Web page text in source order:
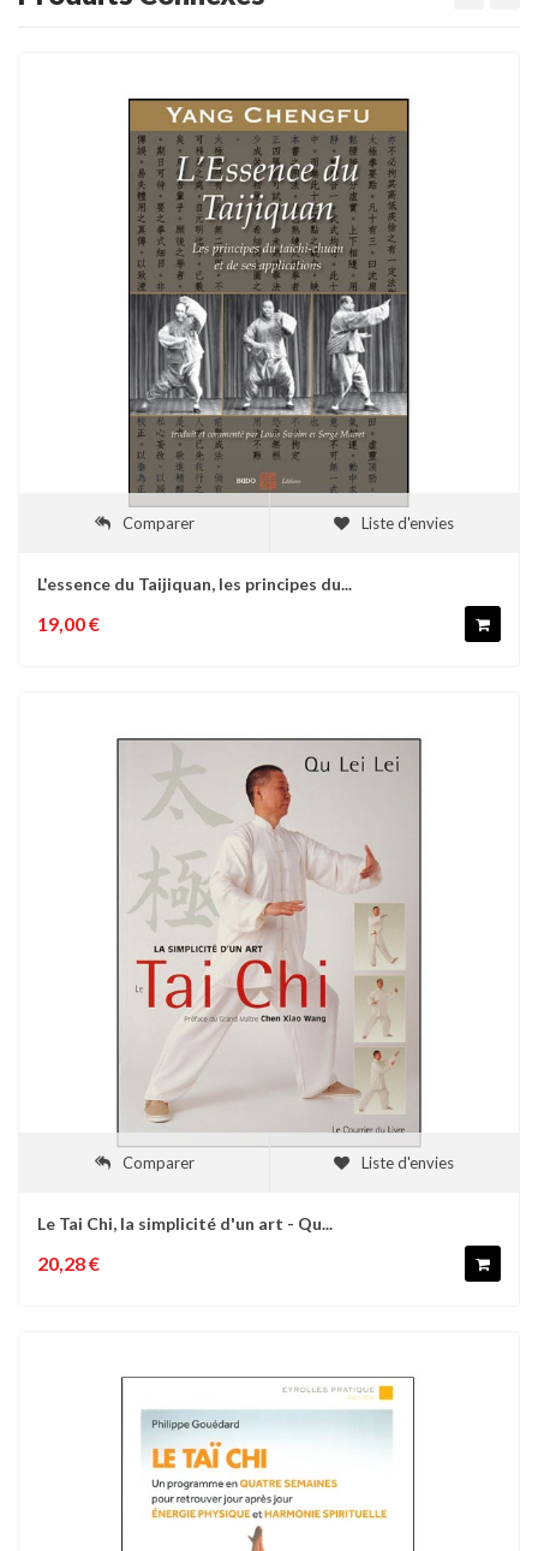
Comparer Liste d'envies
L'essence du Taijiquan, les principes du...
19,00 €
Comparer Liste d'envies
Le Tai Chi, la simplicité d'un art - Qu...
20,28 €